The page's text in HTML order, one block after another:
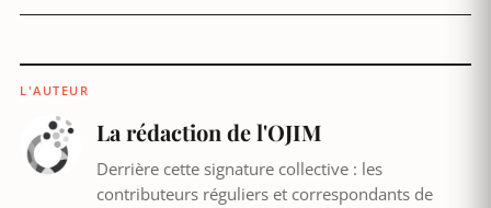
L'AUTEUR
La rédaction de l'OJIM
Derrière cette signature collective : les
contributeurs réguliers et correspondants de